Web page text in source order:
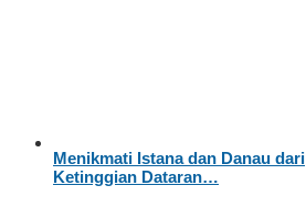
Menikmati Istana dan Danau dari
Ketinggian Dataran…